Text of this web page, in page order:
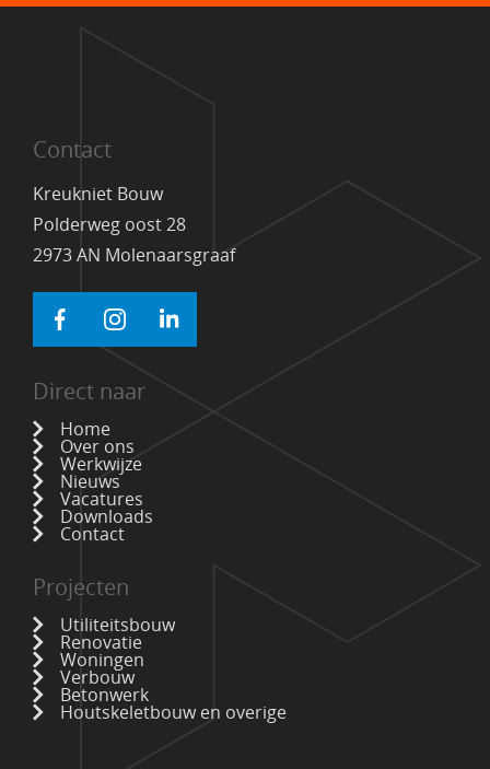
Contact
Kreukniet Bouw
Polderweg oost 28
2973 AN Molenaarsgraaf
Direct naar
Home
Over ons
Werkwijze
Nieuws
Vacatures
Downloads
Contact
Projecten
Utiliteitsbouw
Renovatie
Woningen
Verbouw
Betonwerk
Houtskeletbouw en overige